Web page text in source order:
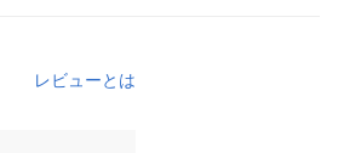
レビューとは